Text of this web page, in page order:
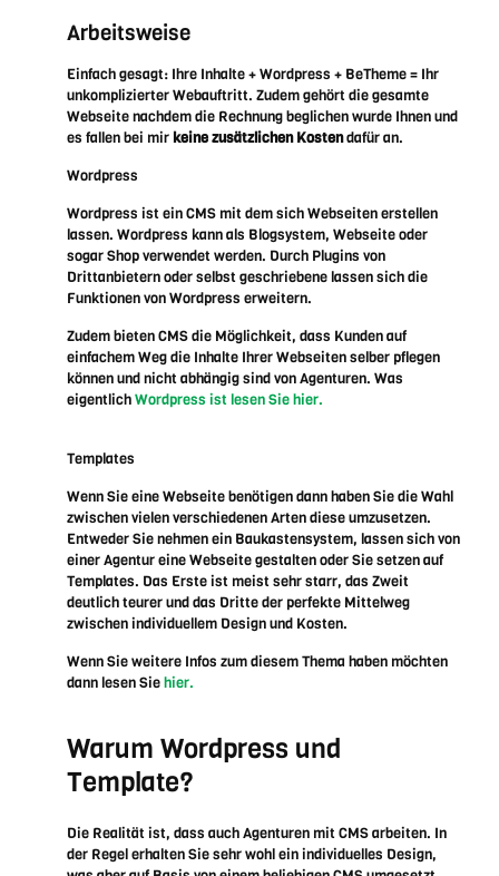
Arbeitsweise
Einfach gesagt: Ihre Inhalte + Wordpress + BeTheme = Ihr
unkomplizierter Webauftritt. Zudem gehört die gesamte
Webseite nachdem die Rechnung beglichen wurde Ihnen und
es fallen bei mir keine zusätzlichen Kostendafür an.
Wordpress
Wordpress ist ein CMS mit dem sich Webseiten erstellen
lassen. Wordpress kann als Blogsystem, Webseite oder
sogar Shop verwendet werden. Durch Plugins von
Drittanbietern oder selbst geschriebene lassen sich die
Funktionen von Wordpress erweitern.
Zudem bieten CMS die Möglichkeit, dass Kunden auf
einfachem Weg die Inhalte Ihrer Webseiten selber pflegen
können und nicht abhängig sind von Agenturen. Was
eigentlichWordpress ist lesen Sie hier.
Templates
Wenn Sie eine Webseite benötigen dann haben Sie die Wahl
zwischen vielen verschiedenen Arten diese umzusetzen.
Entweder Sie nehmen ein Baukastensystem, lassen sich von
einer Agentur eine Webseite gestalten oder Sie setzen auf
Templates. Das Erste ist meist sehr starr, das Zweit
deutlich teurer und das Dritte der perfekte Mittelweg
zwischen individuellem Design und Kosten.
Wenn Sie weitere Infos zum diesem Thema haben möchten
dann lesen Siehier.
Warum Wordpress und
Template?
Die Realität ist, dass auch Agenturen mit CMS arbeiten. In
der Regel erhalten Sie sehr wohl ein individuelles Design,